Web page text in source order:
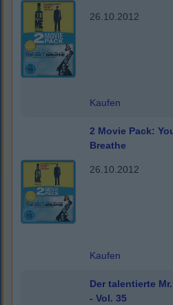
26.10.2012
Kaufen
2 Movie Pack:
Breathe
26.10.2012
Kaufen
Der talentierte
- Vol. 35